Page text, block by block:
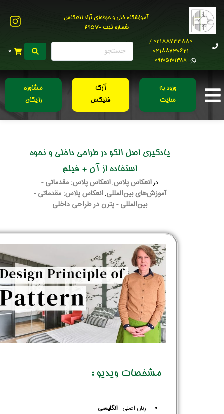
آموزشگاه فنی و حرفه‌ای آزاد انعکاس
شماره ثبت 29570
02188733880 /
02188730621
0۹۲۰۵۲۰۱۳۸۸
0
ورود به
سایت
آرک
فلیکس
مشاوره
رایگان
یادگیری اصل الگو در طراحی داخلی و نحوه
استفاده از آن + فیلم
درانعکاس پلاس,انعکاس پلاس: مقدماتی -
آموزش‌های بین‌المللی,انعکاس پلاس: مقدماتی -
بین‌المللی - پترن در طراحی داخلی
مشخصات ویدیو :
زبان اصلی : انگلیسی